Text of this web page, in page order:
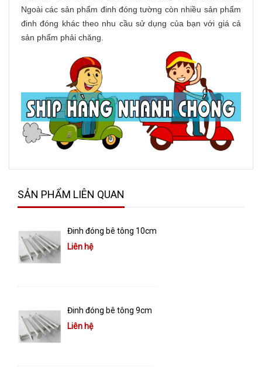
Ngoài các sản phẩm đinh đóng tường còn nhiều sản phẩm
đinh đóng khác theo nhu cầu sử dụng của bạn với giá cả
sản phẩm phải chăng.
SẢN PHẨM LIÊN QUAN
Đinh đóng bê tông 10cm
Liên hệ
Đinh đóng bê tông 9cm
Liên hệ